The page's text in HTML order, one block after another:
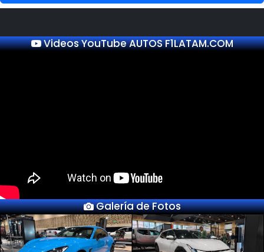
Videos YouTube AUTOS F1LATAM.COM
Galería de Fotos